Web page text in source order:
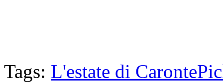
Tags: L'estate di Caronte